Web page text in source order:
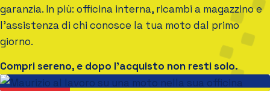
garanzia. In più: officina interna, ricambi a magazzino e
l'assistenza di chi conosce la tua moto dal primo
giorno.
Compri sereno, e dopo l'acquisto non resti solo.